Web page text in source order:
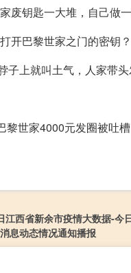
废钥匙一大堆，自己做
开巴黎世家之门的密钥？
子上就叫土气，人家带
黎世家4000元发圈被吐
江西省新余市疫情大数据-今
息动态情况通知播报